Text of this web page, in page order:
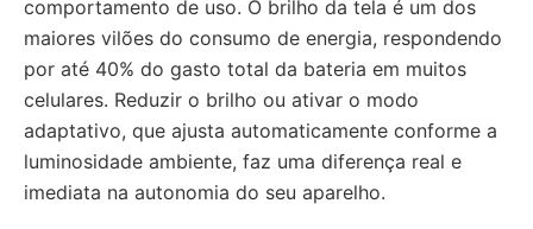
comportamento de uso. O brilho da tela é um dos
maiores vilões do consumo de energia, respondendo
por até 40% do gasto total da bateria em muitos
celulares. Reduzir o brilho ou ativar o modo
adaptativo, que ajusta automaticamente conforme a
luminosidade ambiente, faz uma diferença real e
imediata na autonomia do seu aparelho.